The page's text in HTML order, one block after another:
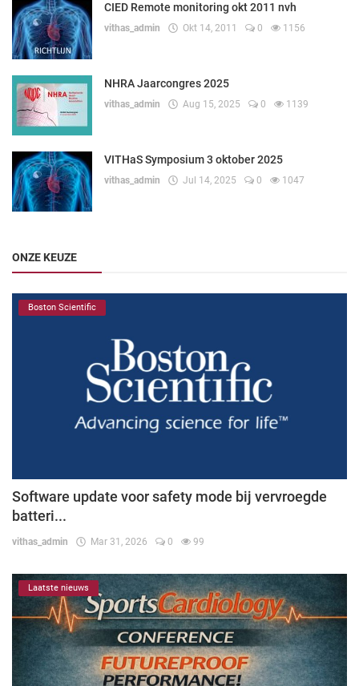
CIED Remote monitoring okt 2011 nvh
vithas_admin Okt 14, 2011 0 1156
NHRA Jaarcongres 2025
vithas_admin Aug 15, 2025 0 1139
VITHaS Symposium 3 oktober 2025
vithas_admin Jul 14, 2025 0 1047
ONZE KEUZE
Boston Scientific
Software update voor safety mode bij vervroegde
batteri...
vithas_admin Mar 31, 2026 0 99
Laatste nieuws